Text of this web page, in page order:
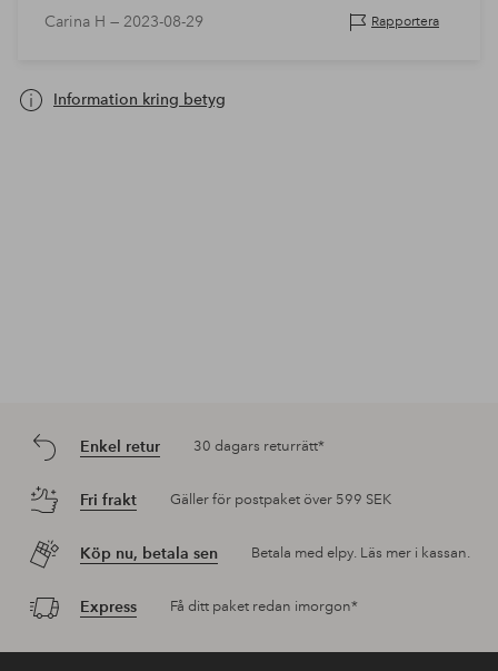
Carina H — 2023-08-29 Rapportera
Information kring betyg
Enkel retur 30 dagars returrätt*
Fri frakt Gäller för postpaket över 599 SEK
Köp nu, betala sen Betala med elpy. Läs mer i kassan.
Express Få ditt paket redan imorgon*